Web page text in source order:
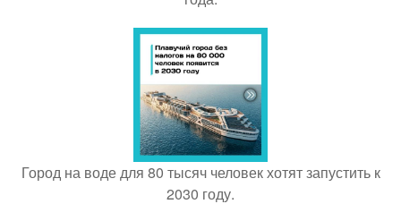
Город на воде для 80 тысяч человек хотят запустить к
2030 году.